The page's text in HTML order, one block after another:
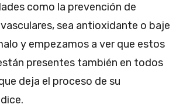
como la prevención de
sea antioxidante o baje
y empezamos a ver que estos
presentes también en todos
deja el proceso de su